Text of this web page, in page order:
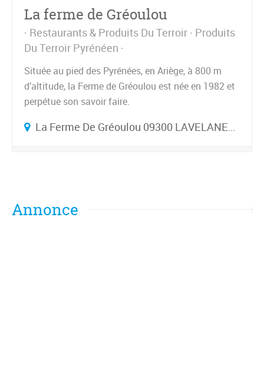
La ferme de Gréoulou
Restaurants & Produits Du Terroir Produits
Du Terroir Pyrénéen
Située au pied des Pyrénées, en Ariège, à 800 m
d’altitude, la Ferme de Gréoulou est née en 1982 et
perpétue son savoir faire.
La Ferme De Gréoulou 09300 LAVELANET FRANCE
Annonce